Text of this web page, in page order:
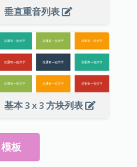
垂直重音列表
基本 3 x 3 方块列表
板